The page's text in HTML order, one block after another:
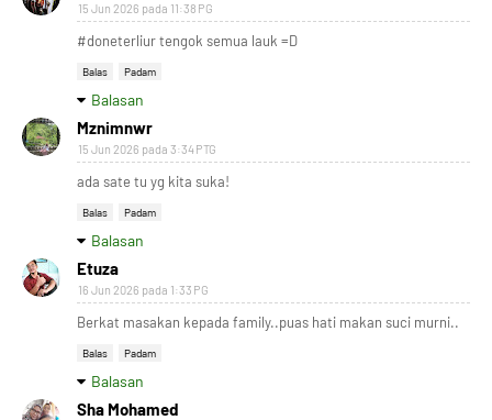
15 Jun 2026 pada 11:38 PG
#doneterliur tengok semua lauk =D
Balas Padam
Balasan
Mznimnwr
15 Jun 2026 pada 3:34 PTG
ada sate tu yg kita suka!
Balas Padam
Balasan
Etuza
16 Jun 2026 pada 1:33 PG
Berkat masakan kepada family..puas hati makan suci murni..
Balas Padam
Balasan
Sha Mohamed